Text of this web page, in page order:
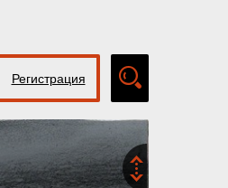
Регистрация